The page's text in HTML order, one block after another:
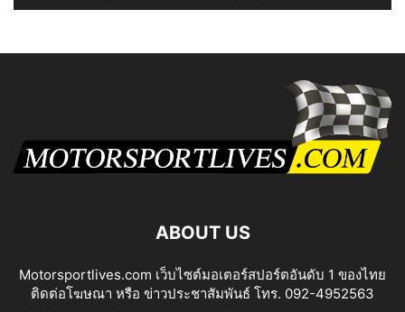
ABOUT US
Motorsportlives.com เว็บไซต์มอเตอร์สปอร์ตอันดับ 1 ของไทย
ติดต่อโฆษณา หรือ ข่าวประชาสัมพันธ์ โทร. 092-4952563